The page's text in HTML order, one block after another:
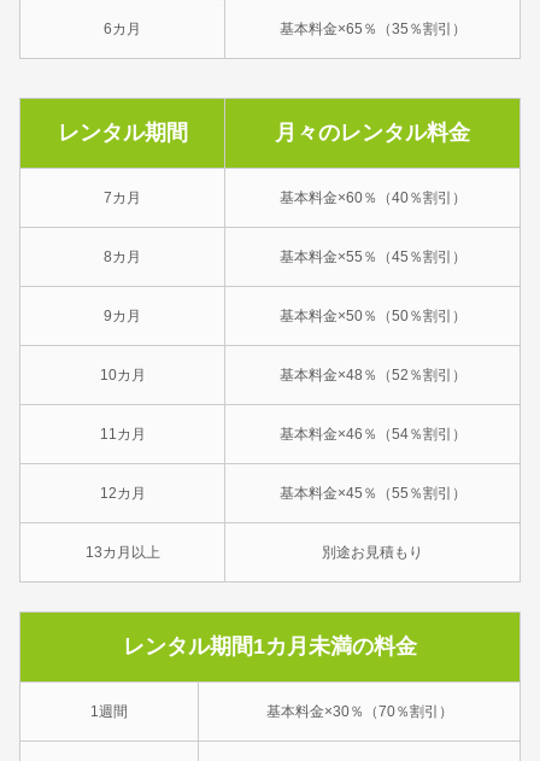
6カ月 基本料金×65％（35％割引）
レンタル期間 月々のレンタル料金
7カ月 基本料金×60％（40％割引）
8カ月 基本料金×55％（45％割引）
9カ月 基本料金×50％（50％割引）
10カ月 基本料金×48％（52％割引）
11カ月 基本料金×46％（54％割引）
12カ月 基本料金×45％（55％割引）
13カ月以上 別途お見積もり
レンタル期間1カ月未満の料金
1週間 基本料金×30％（70％割引）